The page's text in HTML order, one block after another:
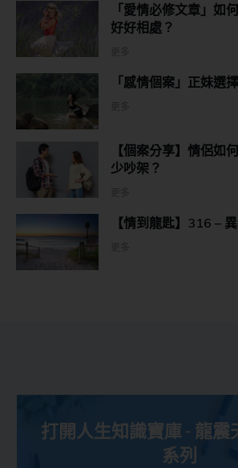
「愛情必修文章」如
好好相處？
「感情個案」正妹選
【個案分享】情侶如
少吵架？
【情到龍匙】316 –
打開人生知識寶庫 - 龍震
系列